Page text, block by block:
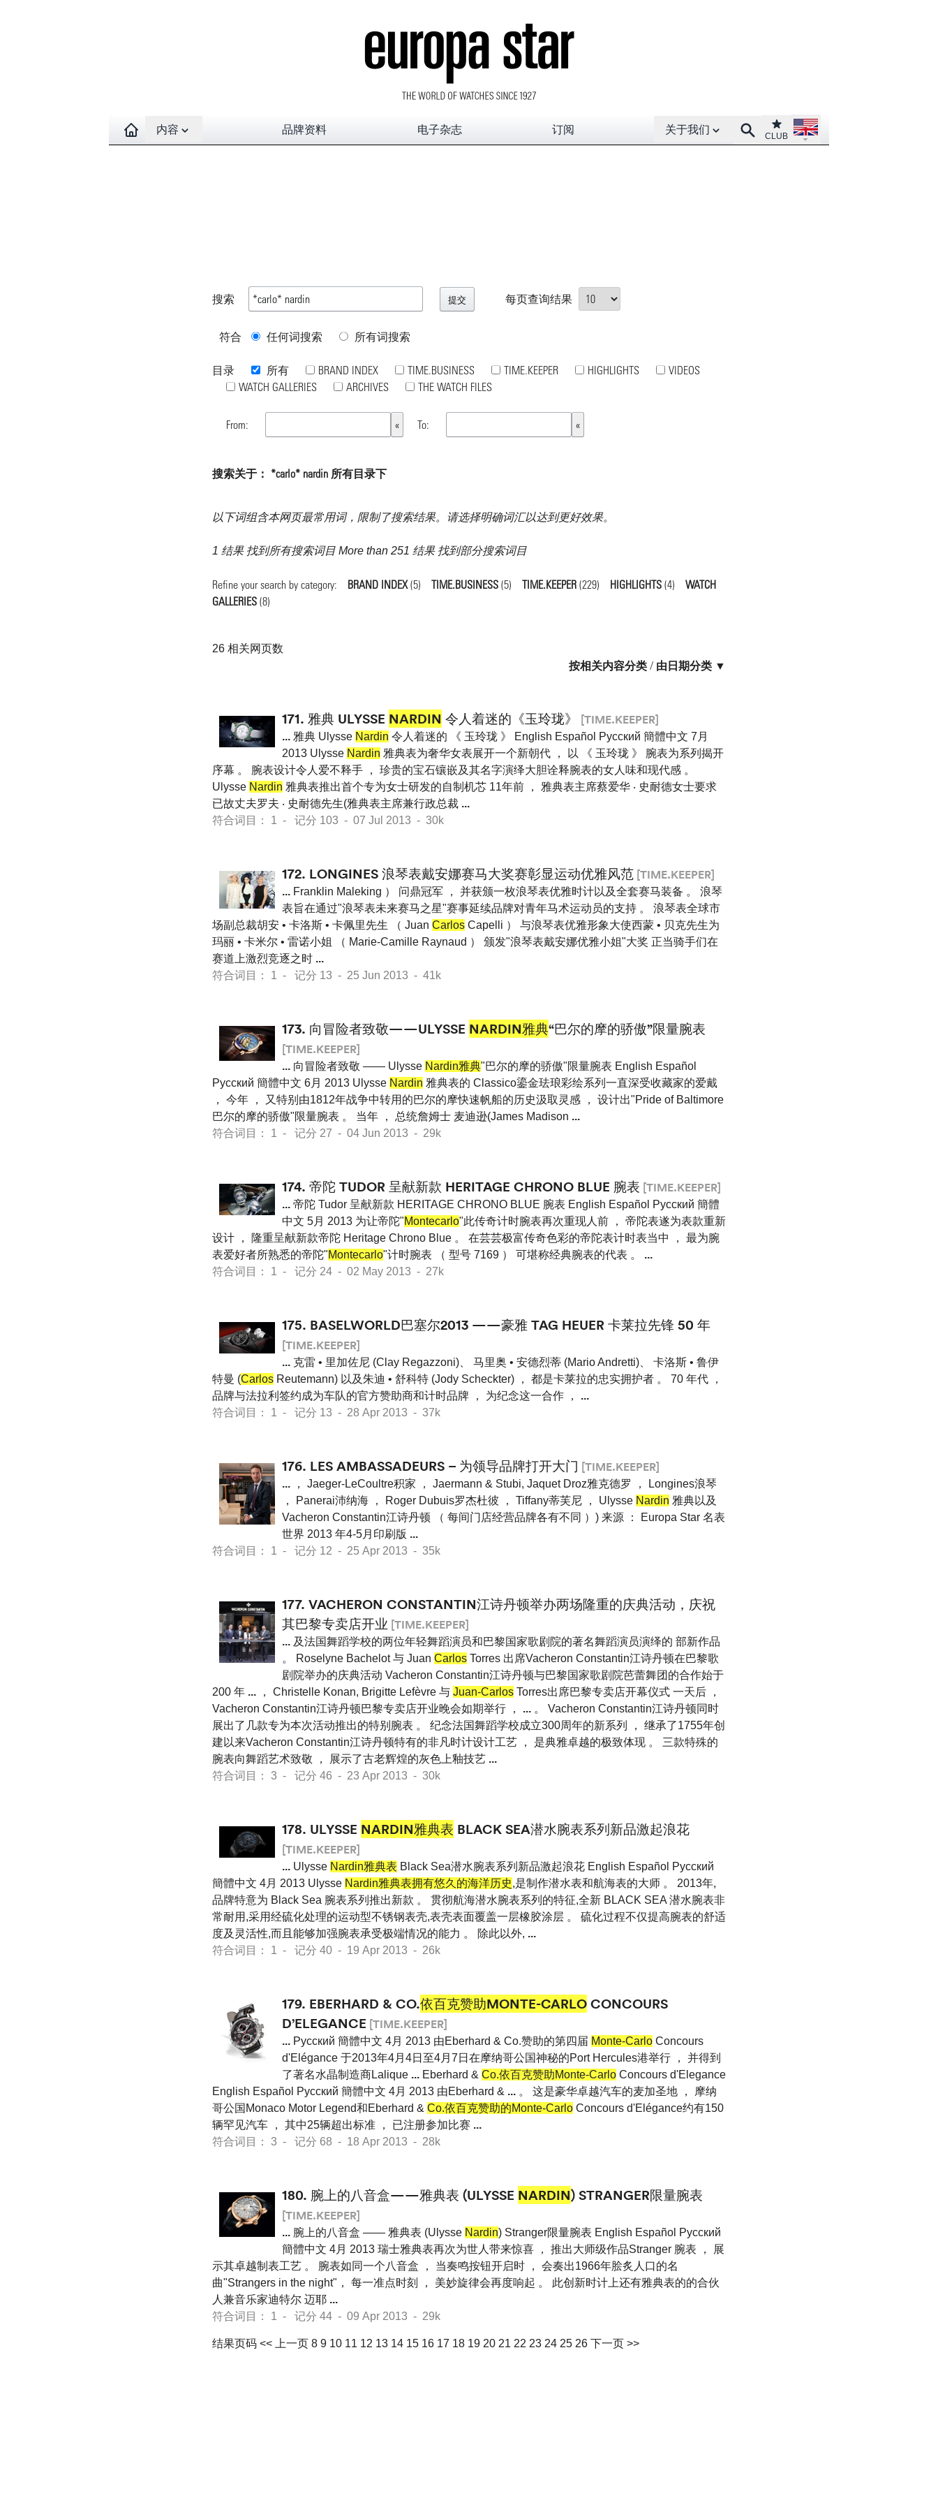
Open contents menu
内容 品牌资料 电子杂志 订阅
Open About menu
关于我们 SearchClub
CLUB
Open language menu
搜索 每页查询结果
符合 任何词搜索 所有词搜索
目录 所有 BRAND INDEX TIME.BUSINESS TIME.KEEPER HIGHLIGHTS
VIDEOS
WATCH GALLERIES
ARCHIVES THE WATCH FILES
From: To:
搜索关于： *carlo* nardin 所有目录下
以下词组含本网页最常用词，限制了搜索结果。请选择明确词汇以达到更好效果。
1 结果 找到所有搜索词目 More than 251 结果 找到部分搜索词目
Refine your search by category: BRAND INDEX(5) TIME.BUSINESS (5) TIME.KEEPER (229) HIGHLIGHTS (4)
WATCH
GALLERIES (8)
26 相关网页数
按相关内容分类 / 由日期分类 ▼
171. 雅典 ULYSSE NARDIN 令人着迷的《玉玲珑》 [TIME.KEEPER]
... 雅典 Ulysse Nardin 令人着迷的 《 玉玲珑 》 English Español Pусский 簡體中文 7月
2013 Ulysse Nardin 雅典表为奢华女表展开一个新朝代 ， 以 《 玉玲珑 》 腕表为系列揭开
序幕 。 腕表设计令人爱不释手 ， 珍贵的宝石镶嵌及其名字演绎大胆诠释腕表的女人味和现代感 。
Ulysse Nardin 雅典表推出首个专为女士研发的自制机芯 11年前 ， 雅典表主席蔡爱华 ‧ 史耐德女士要求
已故丈夫罗夫 ‧ 史耐德先生(雅典表主席兼行政总裁 ...
符合词目： 1 - 记分 103 - 07 Jul 2013 - 30k
172. LONGINES 浪琴表戴安娜赛马大奖赛彰显运动优雅风范 [TIME.KEEPER]
... Franklin Maleking ） 问鼎冠军 ， 并获颁一枚浪琴表优雅时计以及全套赛马装备 。 浪琴
表旨在通过"浪琴表未来赛马之星"赛事延续品牌对青年马术运动员的支持 。 浪琴表全球市
场副总裁胡安 • 卡洛斯 • 卡佩里先生 （ Juan Carlos Capelli ） 与浪琴表优雅形象大使西蒙 • 贝克先生为
玛丽 • 卡米尔 • 雷诺小姐 （ Marie-Camille Raynaud ） 颁发"浪琴表戴安娜优雅小姐"大奖 正当骑手们在
赛道上激烈竞逐之时 ...
符合词目： 1 - 记分 13 - 25 Jun 2013 - 41k
173. 向冒险者致敬——ULYSSE NARDIN雅典“巴尔的摩的骄傲”限量腕表
[TIME.KEEPER]
... 向冒险者致敬 —— Ulysse Nardin雅典"巴尔的摩的骄傲"限量腕表 English Español
Pусский 簡體中文 6月 2013 Ulysse Nardin 雅典表的 Classico鎏金珐琅彩绘系列一直深受收藏家的爱戴
， 今年 ， 又特别由1812年战争中转用的巴尔的摩快速帆船的历史汲取灵感 ， 设计出"Pride of Baltimore
巴尔的摩的骄傲"限量腕表 。 当年 ， 总统詹姆士 麦迪逊(James Madison ...
符合词目： 1 - 记分 27 - 04 Jun 2013 - 29k
174. 帝陀 TUDOR 呈献新款 HERITAGE CHRONO BLUE 腕表 [TIME.KEEPER]
... 帝陀 Tudor 呈献新款 HERITAGE CHRONO BLUE 腕表 English Español Pусский 簡體
中文 5月 2013 为让帝陀"Montecarlo"此传奇计时腕表再次重现人前 ， 帝陀表遂为表款重新
设计 ， 隆重呈献新款帝陀 Heritage Chrono Blue 。 在芸芸极富传奇色彩的帝陀表计时表当中 ， 最为腕
表爱好者所熟悉的帝陀"Montecarlo"计时腕表 （ 型号 7169 ） 可堪称经典腕表的代表 。 ...
符合词目： 1 - 记分 24 - 02 May 2013 - 27k
175. BASELWORLD巴塞尔2013 ——豪雅 TAG HEUER 卡莱拉先锋 50 年
[TIME.KEEPER]
... 克雷 • 里加佐尼 (Clay Regazzoni)、 马里奥 • 安德烈蒂 (Mario Andretti)、 卡洛斯 • 鲁伊
特曼 (Carlos Reutemann) 以及朱迪 • 舒科特 (Jody Scheckter) ， 都是卡莱拉的忠实拥护者 。 70 年代 ，
品牌与法拉利签约成为车队的官方赞助商和计时品牌 ， 为纪念这一合作 ， ...
符合词目： 1 - 记分 13 - 28 Apr 2013 - 37k
176. LES AMBASSADEURS – 为领导品牌打开大门 [TIME.KEEPER]
... ， Jaeger-LeCoultre积家 ， Jaermann & Stubi, Jaquet Droz雅克德罗 ， Longines浪琴
， Panerai沛纳海 ， Roger Dubuis罗杰杜彼 ， Tiffany蒂芙尼 ， Ulysse Nardin 雅典以及
Vacheron Constantin江诗丹顿 （ 每间门店经营品牌各有不同 ）) 来源 ： Europa Star 名表
世界 2013 年4-5月印刷版 ...
符合词目： 1 - 记分 12 - 25 Apr 2013 - 35k
177. VACHERON CONSTANTIN江诗丹顿举办两场隆重的庆典活动，庆祝
其巴黎专卖店开业 [TIME.KEEPER]
... 及法国舞蹈学校的两位年轻舞蹈演员和巴黎国家歌剧院的著名舞蹈演员演绎的 部新作品
。 Roselyne Bachelot 与 Juan Carlos Torres 出席Vacheron Constantin江诗丹顿在巴黎歌
剧院举办的庆典活动 Vacheron Constantin江诗丹顿与巴黎国家歌剧院芭蕾舞团的合作始于
200 年 ... ， Christelle Konan, Brigitte Lefèvre 与 Juan-Carlos Torres出席巴黎专卖店开幕仪式 一天后 ，
Vacheron Constantin江诗丹顿巴黎专卖店开业晚会如期举行 ， ... 。 Vacheron Constantin江诗丹顿同时
展出了几款专为本次活动推出的特别腕表 。 纪念法国舞蹈学校成立300周年的新系列 ， 继承了1755年创
建以来Vacheron Constantin江诗丹顿特有的非凡时计设计工艺 ， 是典雅卓越的极致体现 。 三款特殊的
腕表向舞蹈艺术致敬 ， 展示了古老辉煌的灰色上釉技艺 ...
符合词目： 3 - 记分 46 - 23 Apr 2013 - 30k
178. ULYSSE NARDIN雅典表 BLACK SEA潜水腕表系列新品激起浪花
[TIME.KEEPER]
... Ulysse Nardin雅典表 Black Sea潜水腕表系列新品激起浪花 English Español Pусский
簡體中文 4月 2013 Ulysse Nardin雅典表拥有悠久的海洋历史,是制作潜水表和航海表的大师 。 2013年,
品牌特意为 Black Sea 腕表系列推出新款 。 贯彻航海潜水腕表系列的特征,全新 BLACK SEA 潜水腕表非
常耐用,采用经硫化处理的运动型不锈钢表壳,表壳表面覆盖一层橡胶涂层 。 硫化过程不仅提高腕表的舒适
度及灵活性,而且能够加强腕表承受极端情况的能力 。 除此以外, ...
符合词目： 1 - 记分 40 - 19 Apr 2013 - 26k
179. EBERHARD & CO.依百克赞助MONTE-CARLOCONCOURS
D’ELEGANCE [TIME.KEEPER]
... Pусский 簡體中文 4月 2013 由Eberhard & Co.赞助的第四届 Monte-Carlo Concours
d'Elégance 于2013年4月4日至4月7日在摩纳哥公国神秘的Port Hercules港举行 ， 并得到
了著名水晶制造商Lalique ... Eberhard & Co.依百克赞助Monte-Carlo Concours d'Elegance
English Español Pусский 簡體中文 4月 2013 由Eberhard & ... 。 这是豪华卓越汽车的麦加圣地 ， 摩纳
哥公国Monaco Motor Legend和Eberhard & Co.依百克赞助的Monte-Carlo Concours d'Elégance约有150
辆罕见汽车 ， 其中25辆超出标准 ， 已注册参加比赛 ...
符合词目： 3 - 记分 68 - 18 Apr 2013 - 28k
180. 腕上的八音盒——雅典表 (ULYSSE NARDIN) STRANGER限量腕表
[TIME.KEEPER]
... 腕上的八音盒 —— 雅典表 (Ulysse Nardin) Stranger限量腕表 English Español Pусский
簡體中文 4月 2013 瑞士雅典表再次为世人带来惊喜 ， 推出大师级作品Stranger 腕表 ， 展
示其卓越制表工艺 。 腕表如同一个八音盒 ， 当奏鸣按钮开启时 ， 会奏出1966年脍炙人口的名
曲"Strangers in the night"， 每一准点时刻 ， 美妙旋律会再度响起 。 此创新时计上还有雅典表的的合伙
人兼音乐家迪特尔 迈耶 ...
符合词目： 1 - 记分 44 - 09 Apr 2013 - 29k
结果页码 << 上一页 8 9 10 11 12 13 14 15 16 17 18 19 20 21 22 23 24 25 26 下一页 >>